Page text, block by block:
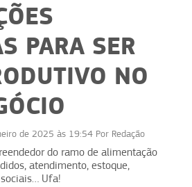
PARA SER
NO
de 2025 às 19:54 Por Redação
do ramo de alimentação
atendimento, estoque,
Ufa!